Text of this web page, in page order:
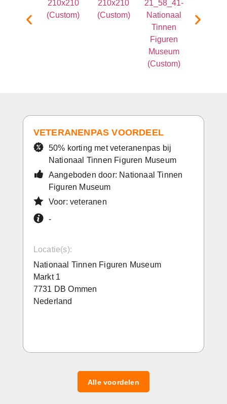
VETERANENPAS VOORDEEL
50% korting met veteranenpas bij
Nationaal Tinnen Figuren Museum
Aangeboden door: Nationaal Tinnen
Figuren Museum
Voor: veteranen
-
Locatie(s):
Nationaal Tinnen Figuren Museum
Markt 1
7731 DB Ommen
Nederland
Alle voordelen